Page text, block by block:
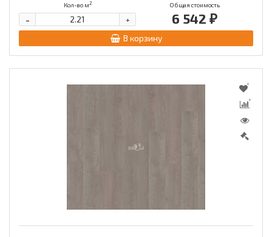
Кол-во м2 Общая стоимость
6 542 ₽
+
-
В корзину